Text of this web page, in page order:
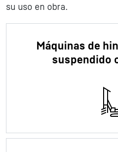
su uso en obra.
Máquinas de
suspendido